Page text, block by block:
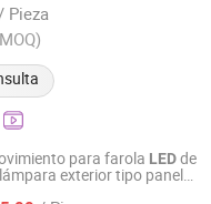
/ Pieza
2024
para farola LEDde
exterior tipo panel
Jiangsu Co., Ltd.